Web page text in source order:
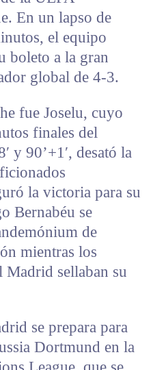
En un lapso de
el equipo
boleto a la gran
global de 4-3.
fue Joselu, cuyo
finales del
y 90’+1′, desató la
la victoria para su
Bernabéu se
de
mientras los
Madrid sellaban su
se prepara para
Dortmund en la